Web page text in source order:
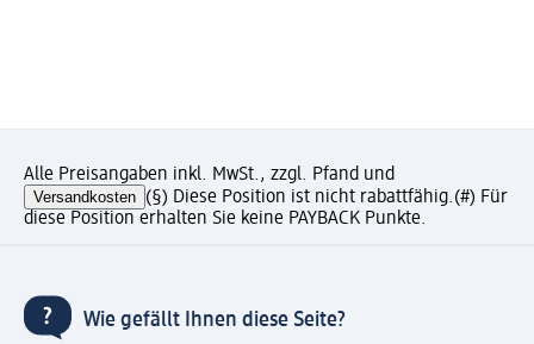
Alle Preisangaben inkl. MwSt., zzgl. Pfand und
Versandkosten (§) Diese Position ist nicht rabattfähig.(#) Für
diese Position erhalten Sie keine PAYBACK Punkte.
Wie gefällt Ihnen diese Seite?